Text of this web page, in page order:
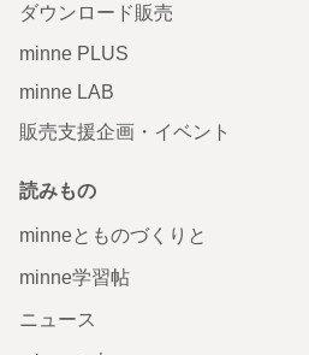
ダウンロード販売
minne PLUS
minne LAB
販売支援企画・イベント
読みもの
minneとものづくりと
minne学習帖
ニュース